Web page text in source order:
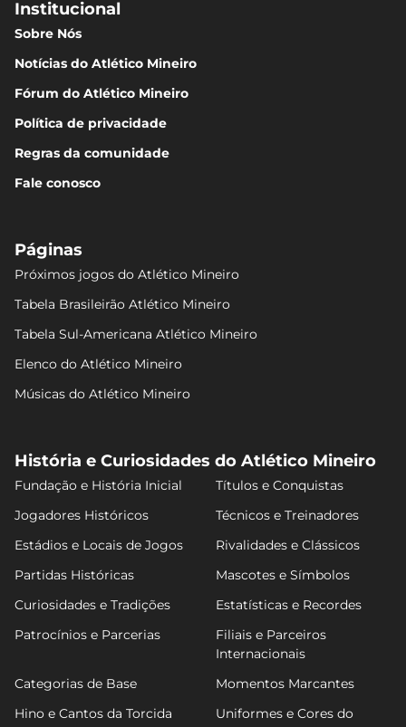
Institucional
Sobre Nós
Notícias do Atlético Mineiro
Fórum do Atlético Mineiro
Política de privacidade
Regras da comunidade
Fale conosco
Páginas
Próximos jogos do Atlético Mineiro
Tabela Brasileirão Atlético Mineiro
Tabela Sul-Americana Atlético Mineiro
Elenco do Atlético Mineiro
Músicas do Atlético Mineiro
História e Curiosidades do Atlético Mineiro
Fundação e História Inicial
Títulos e Conquistas
Jogadores Históricos
Técnicos e Treinadores
Estádios e Locais de Jogos
Rivalidades e Clássicos
Partidas Históricas
Mascotes e Símbolos
Curiosidades e Tradições
Estatísticas e Recordes
Patrocínios e Parcerias
Filiais e Parceiros
Internacionais
Categorias de Base
Momentos Marcantes
Hino e Cantos da Torcida
Uniformes e Cores do